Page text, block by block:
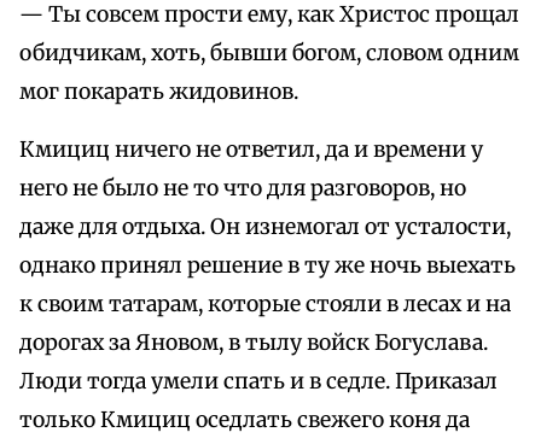
— Ты совсем прости ему, как Христос прощал
обидчикам, хоть, бывши богом, словом одним
мог покарать жидовинов.
Кмициц ничего не ответил, да и времени у
него не было не то что для разговоров, но
даже для отдыха. Он изнемогал от усталости,
однако принял решение в ту же ночь выехать
к своим татарам, которые стояли в лесах и на
дорогах за Яновом, в тылу войск Богуслава.
Люди тогда умели спать и в седле. Приказал
только Кмициц оседлать свежего коня да